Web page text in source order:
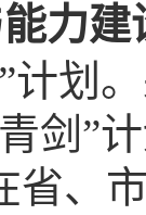
力建
计划
剑”
省、